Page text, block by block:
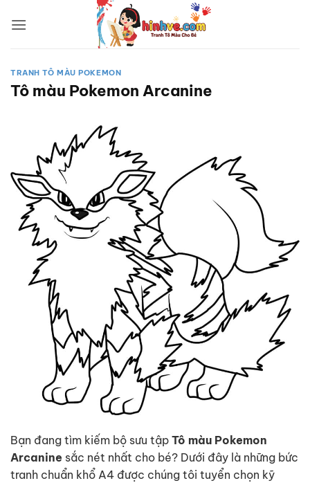
qua
TRANH TÔ MÀU POKEMON
Tô màu Pokemon Arcanine
Bạn đang tìm kiếm bộ sưu tập Tô màu Pokemon
Arcanine sắc nét nhất cho bé? Dưới đây là những bức
tranh chuẩn khổ A4 được chúng tôi tuyển chọn kỹ